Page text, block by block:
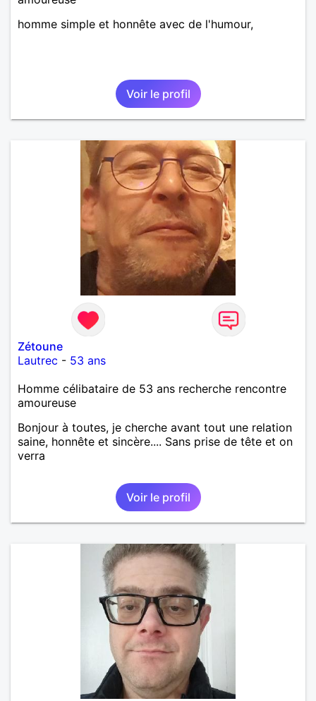
homme simple et honnête avec de l'humour,
Voir le profil
Zétoune
Lautrec - 53 ans
Homme célibataire de 53 ans recherche rencontre
amoureuse
Bonjour à toutes, je cherche avant tout une relation
saine, honnête et sincère.... Sans prise de tête et on
verra
Voir le profil